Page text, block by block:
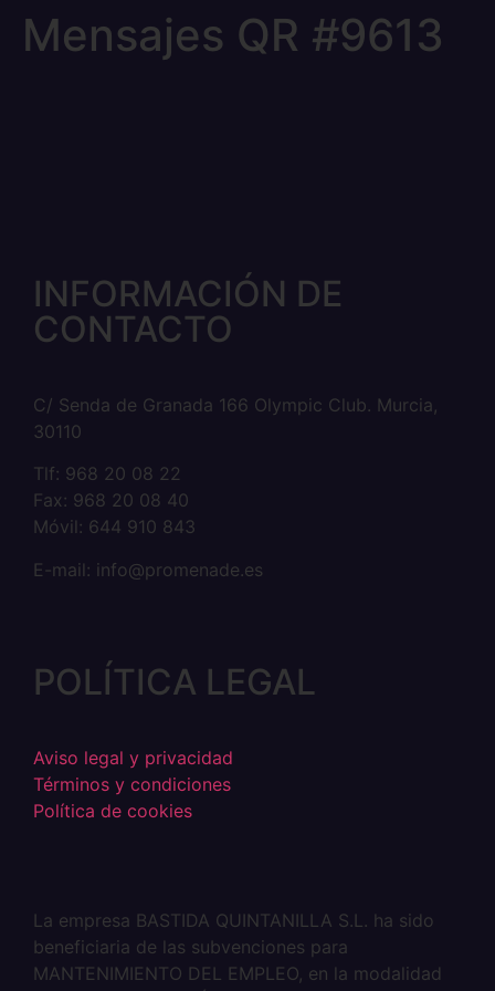
Mensajes QR #9613
INFORMACIÓN DE
CONTACTO
C/ Senda de Granada 166 Olympic Club. Murcia,
30110
Tlf: 968 20 08 22
Fax: 968 20 08 40
Móvil: 644 910 843
E-mail: info@promenade.es
POLÍTICA LEGAL
Aviso legal y privacidad
Términos y condiciones
Política de cookies
La empresa BASTIDA QUINTANILLA S.L. ha sido
beneficiaria de las subvenciones para
MANTENIMIENTO DEL EMPLEO, en la modalidad